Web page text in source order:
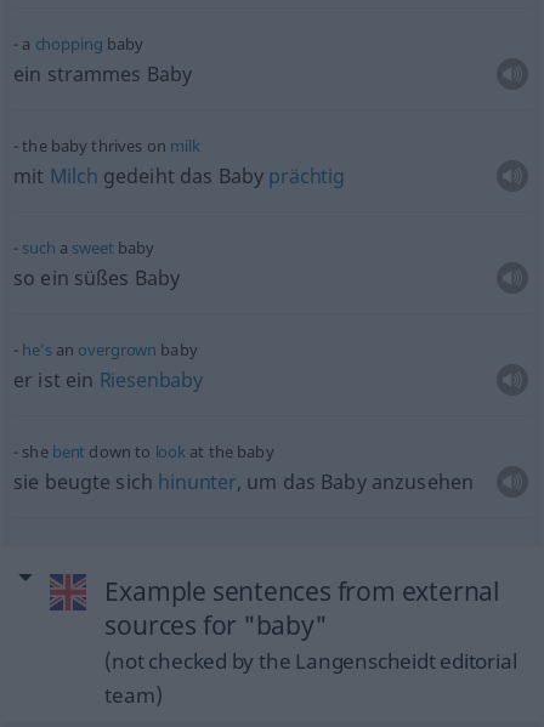
a chopping baby
ein strammes Baby
the baby thrives on milk
mit Milch gedeiht das Baby prächtig
such a sweet baby
so ein süßes Baby
he’san overgrown baby
er ist ein Riesenbaby
she bent down to look at the baby
sie beugte sich hinunter, um das Baby anzusehen
Example sentences from external
sources for "baby"
(not checked by the Langenscheidt editorial
team)